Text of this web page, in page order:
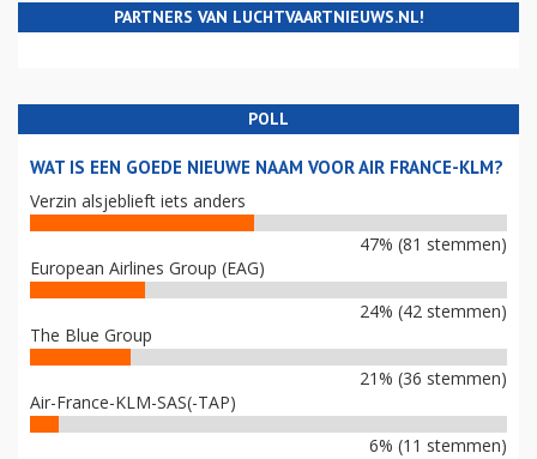
PARTNERS VAN LUCHTVAARTNIEUWS.NL!
POLL
WAT IS EEN GOEDE NIEUWE NAAM VOOR AIR FRANCE-KLM?
Verzin alsjeblieft iets anders
47% (81 stemmen)
European Airlines Group (EAG)
24% (42 stemmen)
The Blue Group
21% (36 stemmen)
Air-France-KLM-SAS(-TAP)
6% (11 stemmen)